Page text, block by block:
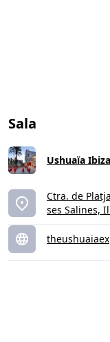
Sala
Ushuaïa Ibiza
Ctra. de
ses Salines,